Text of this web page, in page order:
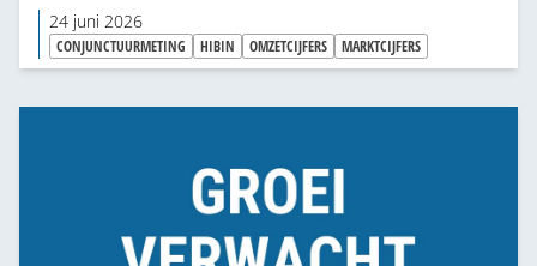
24 juni 2026
CONJUNCTUURMETING HIBIN OMZETCIJFERS MARKTCIJFERS